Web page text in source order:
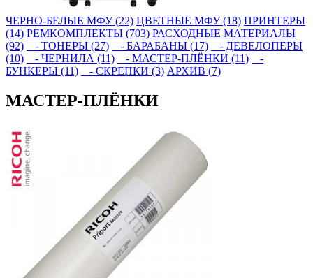
ЧЕРНО-БЕЛЫЕ МФУ (22) ЦВЕТНЫЕ МФУ (18) ПРИНТЕРЫ
(14) РЕМКОМПЛЕКТЫ (703) РАСХОДНЫЕ МАТЕРИАЛЫ
(92)
- ТОНЕРЫ (27) - БАРАБАНЫ (17)
- ДЕВЕЛОПЕРЫ
(10)
- ЧЕРНИЛА (11) - МАСТЕР-ПЛЁНКИ (11)
-
БУНКЕРЫ (11)
- СКРЕПКИ (3) АРХИВ (7)
МАСТЕР-ПЛЁНКИ